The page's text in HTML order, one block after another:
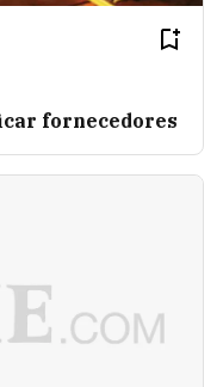
fornecedores